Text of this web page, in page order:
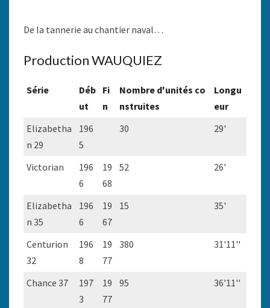
De la tannerie au chantier naval…
Production WAUQUIEZ
Série
Déb
ut
Fi
n
Nombre d'unités co
nstruites
Longu
eur
Elizabetha
n 29
196
5
30 29'
Victorian
196
6
19
68
52 26'
Elizabetha
n 35
196
6
19
67
15 35'
Centurion
32
196
8
19
77
380 31'11''
Chance 37
197
3
19
77
95 36'11''